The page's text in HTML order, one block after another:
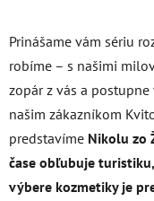
Prinášame vám sériu
robíme – s našimi
zopár z vás a
našim zákazníkom
predstavíme Nikolu zo
čase obľubuje
výbere kozmetiky je